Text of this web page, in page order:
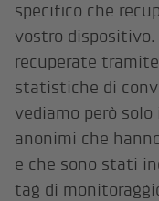
specifico che
vostro
recuperate
statistiche di
vediamo però
anonimi che
e che sono stati
tag di